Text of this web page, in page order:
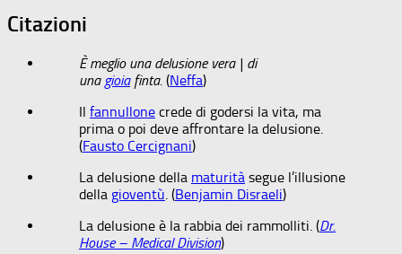
Citazioni
È meglio una delusione vera | di
una gioiafinta. (Neffa)
Il fannullone crede di godersi la vita, ma
prima o poi deve affrontare la delusione.
(Fausto Cercignani)
La delusione della maturità segue l’illusione
della gioventù . (Benjamin Disraeli)
La delusione è la rabbia dei rammolliti. (Dr.
House – Medical Division)